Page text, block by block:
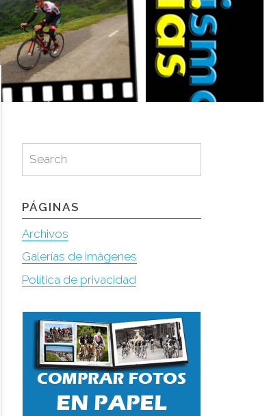
for:
Search
PÁGINAS
Archivos
Galerías de imágenes
Política de privacidad